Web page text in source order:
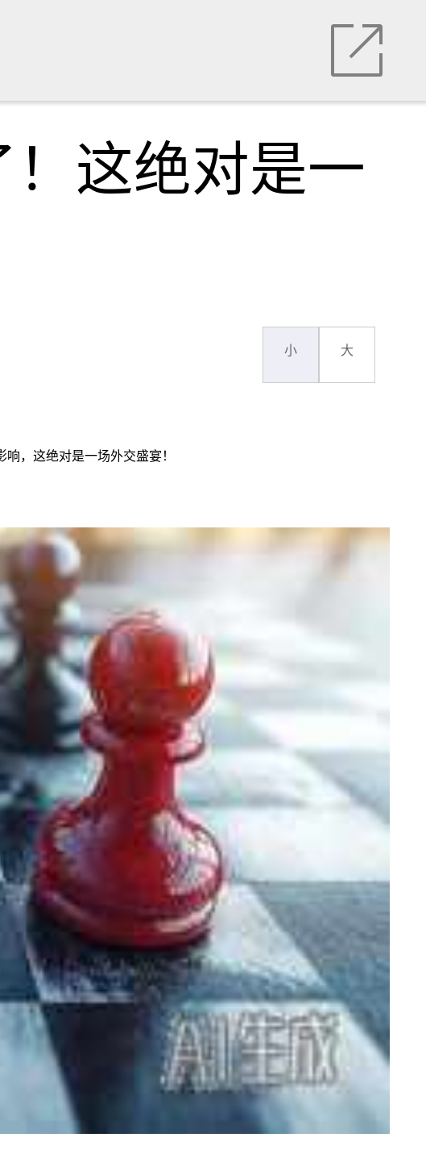
这绝对是一
小 大
，这绝对是一场外交盛宴！